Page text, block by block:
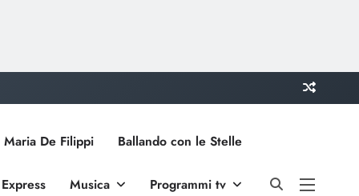
De Filippi Ballando con le Stelle
Musica Programmi tv